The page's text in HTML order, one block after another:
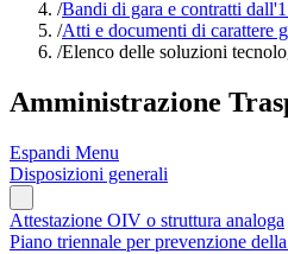
/Bandi di gara e contratti
/Atti e documenti di carattere
/Elenco delle soluzioni
Amministrazione
Espandi Menu
Disposizioni generali
Attestazione OIV o struttura analoga
Piano triennale per prevenzione